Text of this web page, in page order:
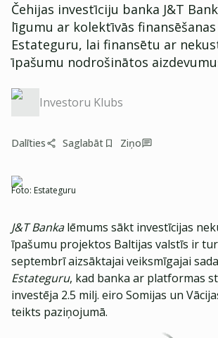
Čehijas investīciju banka J&T
līgumu ar kolektīvās
Estateguru, lai finansētu ar
īpašumu nodrošinātos
Investoru Klubs
Dalīties Saglabāt Ziņo
Foto: Estateguru
J&T Bankalēmums sākt investīcijas
īpašumu projektos Baltijas valstīs ir
septembrī aizsāktajai veiksmīgajai
Estateguru, kad banka ar platformas
investēja 2.5 milj. eiro Somijas un
teikts paziņojumā.